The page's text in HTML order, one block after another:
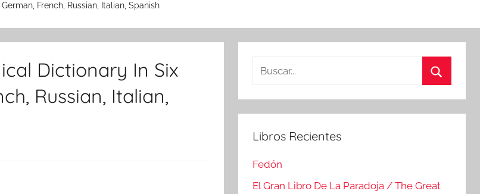
French, Russian, Italian, Spanish
Dictionary In Six
Russian, Italian,
Buscar:
Libros Recientes
Fedón
El Gran Libro De La Paradoja / The Great